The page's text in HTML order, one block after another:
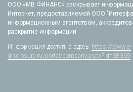
ООО «МВ ФИНАНС» раскрывает
Интернет, предоставляемой ООО
информационным агентством,
раскрытие информации.
Информация доступна здесь: https://www.e-
disclosure.ru/portal/company.aspx?id=38369